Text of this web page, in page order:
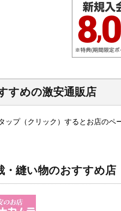
すめの激安通販店
ップ（クリック）するとお店のペ
・縫い物のおすすめ店